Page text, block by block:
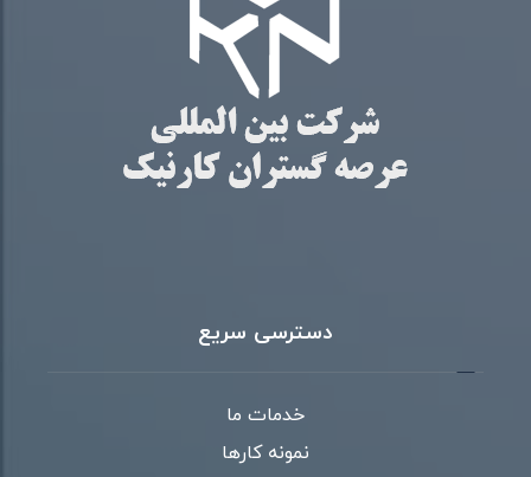
دسترسی سریع
خدمات ما
نمونه کارها